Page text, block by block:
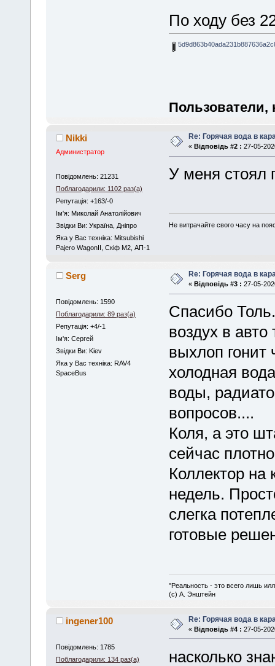
По ходу без
Пользователи,
Nikki
Администратор
Повідомлень: 21231
Поблагодарили: 1102 раз(а)
Репутація: +163/-0
Iм'я: Миколай Анатолійович
Звідки Ви: Україна, Дніпро
Яка у Вас техніка: Mitsubishi
Pajero WagonII, Скіф М2, АП-1
Re: Горячая вода в
« Відповідь #2 : 27-05-
У меня стоял
Не витрачайте свого часу на
Serg
Повідомлень: 1590
Поблагодарили: 89 раз(а)
Репутація: +4/-1
Iм'я: Сергей
Звідки Ви: Kiev
Яка у Вас техніка: RAV4
SpaceBus
Re: Горячая вода в
« Відповідь #3 : 27-05-
Спасибо
воздух в авто
выхлоп гонит
холодная
воды,
вопросов....
Коля, а это
сейчас
Коллектор
недель.
слегка
готовые
"Реальность - это всего лишь
(с) А. Энштейн
ingener100
Повідомлень: 1785
Поблагодарили: 134 раз(а)
Re: Горячая вода в
« Відповідь #4 : 27-05-
насколько